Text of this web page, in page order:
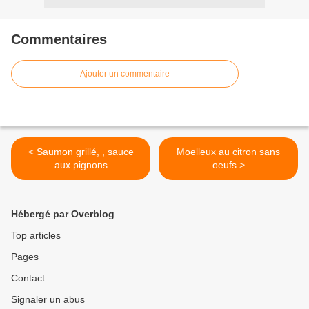
Commentaires
Ajouter un commentaire
< Saumon grillé, , sauce
aux pignons
Moelleux au citron sans
oeufs >
Hébergé par Overblog
Top articles
Pages
Contact
Signaler un abus